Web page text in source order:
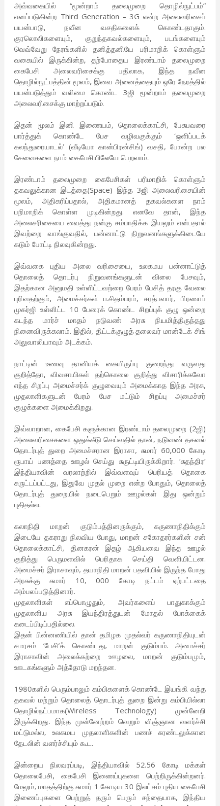
அவ்வகையில் “மூன்றாம் தலைமுறை தொழில்நுட்பம்”
எனப்படுகின்ற Third Generation – 3G என்ற அலைவரிசைப்
பயன்பாடு, நவீன வசதிகளைக் கொண்டதாகும்.
குரலொலிகளையும், குறுந்தகவல்களையும், படங்களையும்
வெவ்வேறு நேரங்களில் தனித்தனியே பரிமாறிக் கொள்ளும்
வகையில் இருக்கின்ற, தற்போதைய இரண்டாம் தலைமுறை
கைபேசி அலைவரிசைக்கு பதிலாக, இந்த நவீன
தொழில்நுட்பத்தின் மூலம், இவை அனைத்தையும் ஒரே நேரத்தில்
பயன்படுத்தும் வலிமை கொண்ட 3ஜி மூன்றாம் தலைமுறை
அலைவரிசைக்கு மாற்றப்படும்.
இதன் மூலம் இனி இணையம், தொலைக்காட்சி, பேசுபவரை
பார்த்துக் கொண்டே பேச வழிவகுக்கும் ‘ஒளிப்படக்
கலந்துரையாடல்’ (வீடியோ கான்பிரன்சிங்) வசதி, போன்ற பல
சேவைகளை நாம் கைபேசியிலேயே பெறலாம்.
இரண்டாம் தலைமுறை கைபேசிகள் பரிமாறிக் கொள்ளும்
தகவலுக்கான இடத்தை(Space) இந்த 3ஜி அலைவரிசையின்
மூலம், அதிகரிப்பதால், அதிகமானத் தகவல்களை நாம்
பறிமாறிக் கொள்ள முடிகின்றது. எனவே தான், இந்த
அலைசரிசையை வைத்து நன்கு சம்பாதிக்க இயலும் என்பதால்
இவற்றை வாங்குவதில், பன்னாட்டு நிறுவனங்களுக்கிடையே
கடும் போட்டி நிலவுகின்றது.
இவ்வகை புதிய அலை வரிசையை, உலகமய பன்னாட்டுத்
தொலைத் தொடர்பு நிறுவனங்களுடன் விலை பேசவும்,
இதற்கான அனுமதி உள்ளிட்டவற்றை பேரம் பேசித் தரகு வேலை
புரிவதற்கும், அமைச்சர்கள் ப.சிதம்பரம், சரத்பவார், பிரணாப்
முகர்ஜி உள்ளிட்ட 10 பேரைக் கொண்ட சிறப்புக் குழு ஒன்றை
கடந்த மார்ச் மாதம் நடுவண் அரசு நியமித்திருந்தது
நினைவிருக்கலாம். இதில், திட்டக்குழுத் தலைவர் மான்டேக் சிங்
அலுவாலியாவும் அடக்கம்.
நாட்டின் உணவு தானியக் கையிருப்பு குறைந்து வருவது
குறித்தோ, விவசாயிகள் தற்கொலை குறித்து விசாரிக்கவோ
எந்த சிறப்பு அமைச்சர்க் குழுவையும் அமைக்காத இந்த அரசு,
முதலாளிகளுடன் பேரம் பேச மட்டும் சிறப்பு அமைச்சர்
குழுக்களை அமைக்கிறது.
இவ்வாறான, கைபேசி களுக்கான இரண்டாம் தலைமுறை (2ஜி)
அலைவரிசைகளை ஒதுக்கீடு செய்வதில் தான், நடுவண் தகவல்
தொடர்புத் துறை அமைச்சரான இராசா, சுமார் 60,000 கோடி
ரூபாய் பணத்தை ஊழல் செய்து சுருட்டியிருக்கிறார். ‘சுதந்திர’
இந்தியாவின் வரலாற்றில் இவ்வளவுப் பெரியத் தொகை
சுருட்டப்பட்டது, இதுவே முதல் முறை என்ற போதும், தொலைத்
தொடர்புத் துறையில் நடைபெறும் ஊழல்கள் இது ஒன்றும்
புதிதல்ல.
கலாநிதி மாறன் குடும்பத்தினருக்கும், கருணாநிதிக்கும்
இடையே தகராறு நிலவிய போது, மாறன் சகோதரர்களின் சன்
தொலைக்காட்சி, தினகரன் இதழ் ஆகியவை இந்த ஊழல்
குறித்து பெருமளவில் பெரிதாக செய்தி வெளியிட்டன.
அமைச்சர் இராசாவும், தயாநிதி மாறன் பதவியில் இருந்த போது
அரசுக்கு சுமார் 10, 000 கோடி நட்டம் ஏற்பட்டதை
அம்பலப்படுத்தினார்.
முதலாளிகள் எப்பொழுதும், அவர்களைப் பாதுகாக்கும்
முதலாளிய அரசு இயந்திரத்துடன் மோதல் போக்கைக்
கடைப்பிடிப்பதில்லை.
இதன் பின்னணியில் தான் தமிழக முதல்வர் கருணாநிதியுடன்
சமரசம் ‘பேசி’க் கொண்டது, மாறன் குடும்பம். அமைச்சர்
இராசாவின் அலைக்கற்றை ஊழலை, மாறன் குடும்பமும்,
ஊடகங்களும் அத்தோடு மறந்தன.
1980களில் பெரும்பாலும் கம்பிகளைக் கொண்டே இயங்கி வந்த
தகவல் மற்றும் தொலைத் தொடர்புத் துறை இன்று கம்பியில்லா
தொழில்நட்பமாக(Wireless Technology) முன்னேறி
இருக்கிறது. இந்த முன்னேற்றம் வெறும் விஞ்ஞான வளர்ச்சி
மட்டுமல்ல, உலகமய முதலாளிகளின் பணச் சுரண்டலுக்கான
தேடலின் வளர்ச்சியும் கூட.
இன்றைய நிலவரப்படி, இந்தியாவில் 52.56 கோடி மக்கள்
தொலைபேசி, கைபேசி இணைப்புகளை பெற்றிருக்கின்றனர்.
மேலும், மாதத்திற்கு சுமார் 1 கோடிய 30 இலட்சம் புதிய கைபேசி
இணைப்புகளை பெற்றுத் தரும் பெரும் சந்தையாக, இந்திய